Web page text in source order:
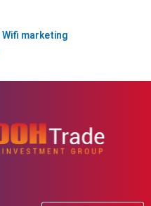
Wifi marketing